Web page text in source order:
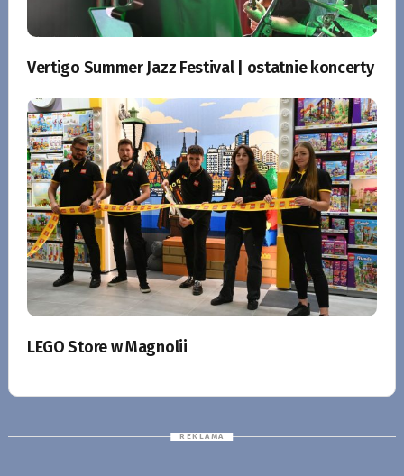
Vertigo Summer Jazz Festival | ostatnie koncerty
LEGO Store w Magnolii